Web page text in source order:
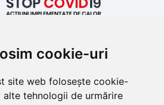
cookie-uri
site web folosește cookie-
alte tehnologii de urmărire